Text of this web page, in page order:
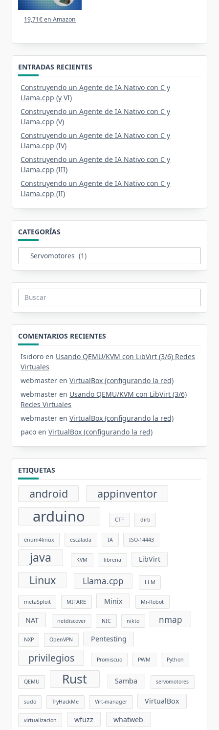
19,71€ en Amazon
ENTRADAS RECIENTES
Construyendo un Agente de IA Nativo con C y
Llama.cpp (y VI)
Construyendo un Agente de IA Nativo con C y
Llama.cpp (V)
Construyendo un Agente de IA Nativo con C y
Llama.cpp (IV)
Construyendo un Agente de IA Nativo con C y
Llama.cpp (III)
Construyendo un Agente de IA Nativo con C y
Llama.cpp (II)
CATEGORÍAS
Categorías
Buscar:
COMENTARIOS RECIENTES
Isidoro en Usando QEMU/KVM con LibVirt (3/6) Redes
Virtuales
webmaster enVirtualBox (configurando la red)
webmaster en Usando QEMU/KVM con LibVirt (3/6)
Redes Virtuales
webmaster enVirtualBox (configurando la red)
paco enVirtualBox (configurando la red)
ETIQUETAS
android appinventor
arduino CTF dirb
enum4linux escalada IA ISO-14443
java KVM libreria LibVirt
Linux Llama.cpp LLM
metaSploit MIFARE Minix Mr-Robot
NAT netdiscover NIC nikto nmap
NXP OpenVPN Pentesting
privilegios Promiscuo PWM Python
QEMU Rust Samba servomotores
sudo TryHackMe Virt-manager VirtualBox
virtualizacion wfuzz whatweb